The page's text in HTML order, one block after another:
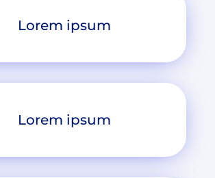
Lorem ipsum
Lorem ipsum